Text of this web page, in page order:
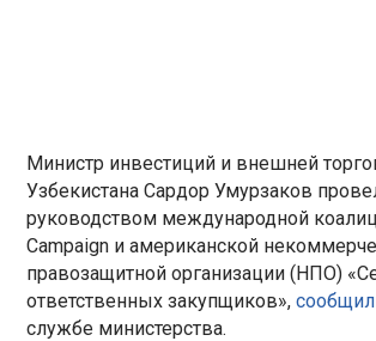
Министр инвестиций и внешней
Узбекистана Сардор Умурзаков
руководством международной
Campaign и американской
правозащитной организации (НПО)
ответственных закупщиков»,
службе министерства.